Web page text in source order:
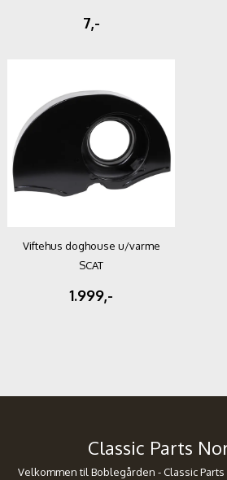
7,-
Viftehus doghouse u/varme
SCAT
1.999,-
Classic Parts
Velkommen til Boblegården - Classic